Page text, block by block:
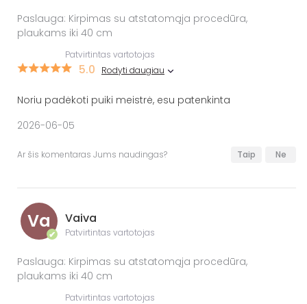
Paslauga: Kirpimas su atstatomąja procedūra,
plaukams iki 40 cm
Patvirtintas vartotojas
5.0 Rodyti daugiau
Noriu padėkoti puiki meistrė, esu patenkinta
2026-06-05
Ar šis komentaras Jums naudingas? Taip Ne
Va
✔
Vaiva
Patvirtintas vartotojas
Paslauga: Kirpimas su atstatomąja procedūra,
plaukams iki 40 cm
Patvirtintas vartotojas